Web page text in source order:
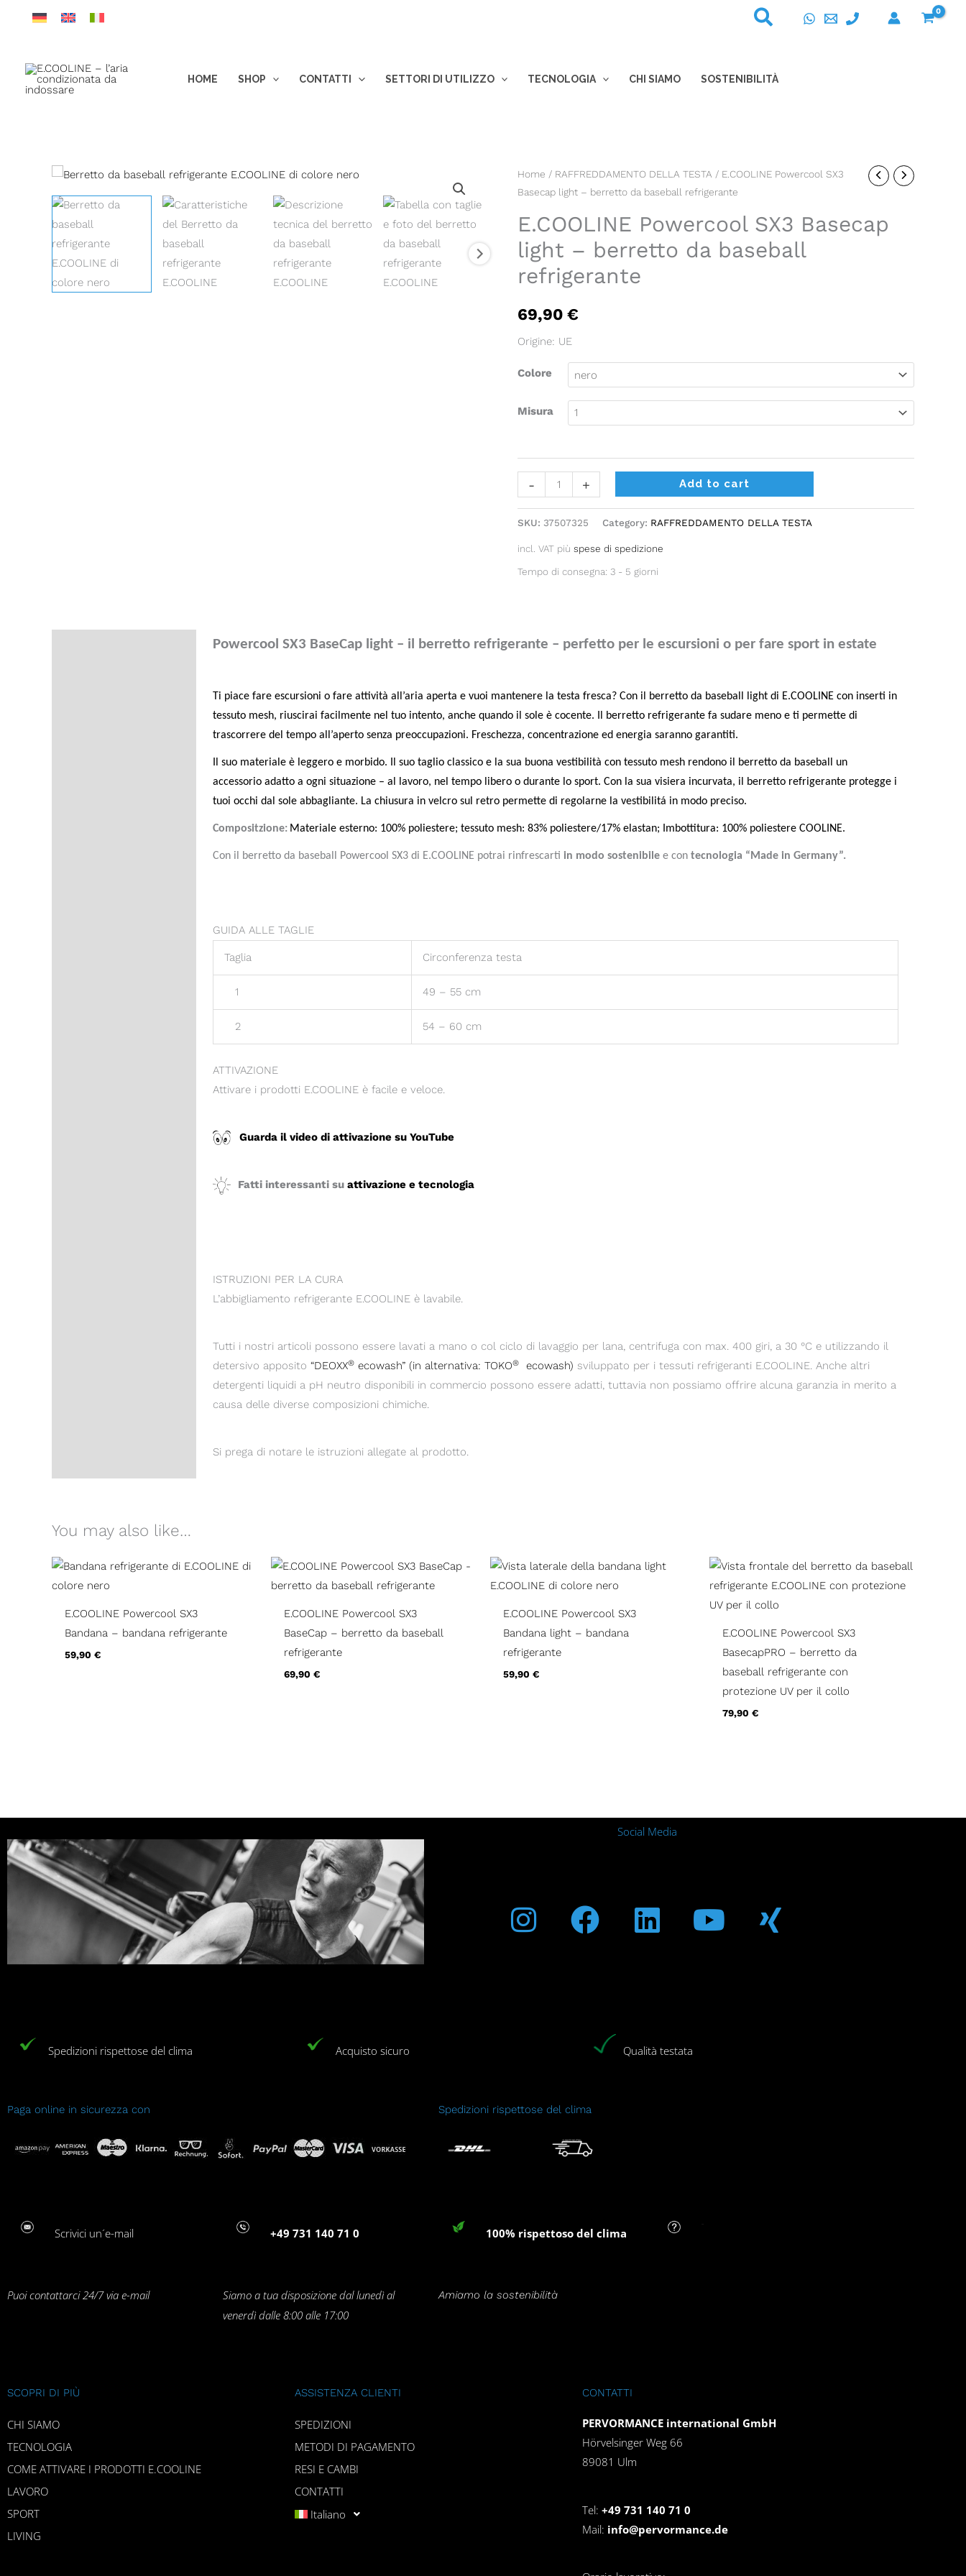
HOME SHOP CONTATTI SETTORI DI UTILIZZO TECNOLOGIA CHI SIAMO SOSTENIBILITÀ
Home / RAFFREDDAMENTO DELLA TESTA / E.COOLINE Powercool SX3
Basecap light – berretto da baseball refrigerante
E.COOLINE Powercool SX3 Basecap
light – berretto da baseball
refrigerante
69,90 €
Origine: UE
Colore
Misura
-
E.COOLINE
Powercool
Basecap
light
-
da
refrigerante
quantity
+ Add to cart
SKU: 37507325 Category: RAFFREDDAMENTO DELLA TESTA
incl. VAT più spese di spedizione
Tempo di consegna: 3 - 5 giorni
Powercool SX3 BaseCap light – il berretto refrigerante – perfetto per le escursioni o per fare sport in estate
Ti piace fare escursioni o fare attività all’aria aperta e vuoi mantenere la testa fresca? Con il berretto da baseball light di E.COOLINE con inserti in
tessuto mesh, riuscirai facilmente nel tuo intento, anche quando il sole è cocente. Il berretto refrigerante fa sudare meno e ti permette di
trascorrere del tempo all’aperto senza preoccupazioni. Freschezza, concentrazione ed energia saranno garantiti.
Il suo materiale è leggero e morbido. Il suo taglio classico e la sua buona vestibilità con tessuto mesh rendono il berretto da baseball un
accessorio adatto a ogni situazione – al lavoro, nel tempo libero o durante lo sport. Con la sua visiera incurvata, il berretto refrigerante protegge i
tuoi occhi dal sole abbagliante. La chiusura in velcro sul retro permette di regolarne la vestibilitá in modo preciso.
Compositzione: Materiale esterno: 100% poliestere; tessuto mesh: 83% poliestere/17% elastan; Imbottitura: 100% poliestere COOLINE.
Con il berretto da baseball Powercool SX3 di E.COOLINE potrai rinfrescarti in modo sostenibilee con tecnologia “Made in Germany”.
GUIDA ALLE TAGLIE
Taglia Circonferenza testa
1 49 – 55 cm
2 54 – 60 cm
ATTIVAZIONE
Attivare i prodotti E.COOLINE è facile e veloce.
Guarda il video di attivazione su YouTube
Fatti interessanti su attivazione e tecnologia
ISTRUZIONI PER LA CURA
L’abbigliamento refrigerante E.COOLINE è lavabile.
Tutti i nostri articoli possono essere lavati a mano o col ciclo di lavaggio per lana, centrifuga con max. 400 giri, a 30 °C e utilizzando il
detersivo apposito “DEOXX®ecowash” (in alternativa: TOKO®ecowash) sviluppato per i tessuti refrigeranti E.COOLINE. Anche altri
detergenti liquidi a pH neutro disponibili in commercio possono essere adatti, tuttavia non possiamo offrire alcuna garanzia in merito a
causa delle diverse composizioni chimiche.
Si prega di notare le istruzioni allegate al prodotto.
You may also like…
E.COOLINE Powercool SX3
Bandana – bandana refrigerante
59,90 €
E.COOLINE Powercool SX3
BaseCap – berretto da baseball
refrigerante
69,90 €
E.COOLINE Powercool SX3
Bandana light – bandana
refrigerante
59,90 €
E.COOLINE Powercool SX3
BasecapPRO – berretto da
baseball refrigerante con
protezione UV per il collo
79,90 €
Social Media
Spedizioni rispettose del clima Acquisto sicuro Qualità testata
Paga online in sicurezza con Spedizioni rispettose del clima
Scrivici un´e-mail +49 731 140 71 0 100% rispettoso del clima
Puoi contattarci 24/7 via e-mail
Siamo a tua disposizione dal lunedì al
venerdì dalle 8:00 alle 17:00
Amiamo la sostenibilità
SCOPRI DI PIÙ
CHI SIAMO
TECNOLOGIA
COME ATTIVARE I PRODOTTI E.COOLINE
LAVORO
SPORT
LIVING
ASSISTENZA CLIENTI
SPEDIZIONI
METODI DI PAGAMENTO
RESI E CAMBI
CONTATTI
Italiano
CONTATTI
PERVORMANCE international GmbH
Hörvelsinger Weg 66
89081 Ulm
Tel: +49 731 140 71 0
Mail: info@pervormance.de